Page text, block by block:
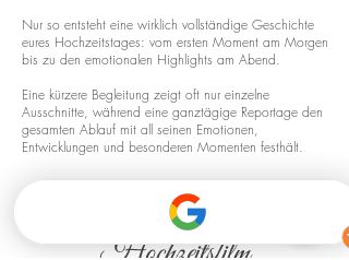
Nur so entsteht eine wirklich vollständige Geschichte
eures Hochzeitstages: vom ersten Moment am Morgen
bis zu den emotionalen Highlights am Abend.
Eine kürzere Begleitung zeigt oft nur einzelne
Ausschnitte, während eine ganztägige Reportage den
gesamten Ablauf mit all seinen Emotionen,
Entwicklungen und besonderen Momenten festhält.
Drohnenaufnahmen für euren